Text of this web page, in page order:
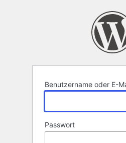
Benutzername oder E-
Passwort